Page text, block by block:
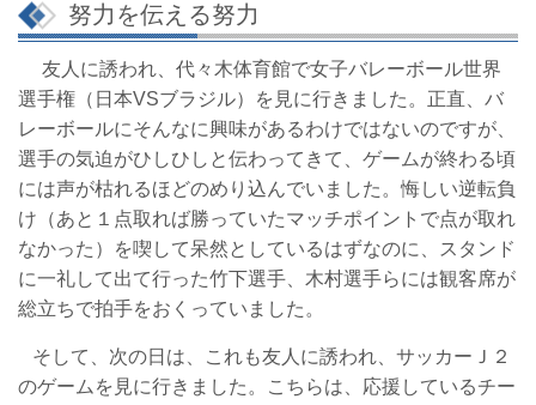
努力を伝える努力
友人に誘われ、代々木体育館で女子バレーボール世界
選手権（日本VSブラジル）を見に行きました。正直、バ
レーボールにそんなに興味があるわけではないのですが、
選手の気迫がひしひしと伝わってきて、ゲームが終わる頃
には声が枯れるほどのめり込んでいました。悔しい逆転負
け（あと１点取れば勝っていたマッチポイントで点が取れ
なかった）を喫して呆然としているはずなのに、スタンド
に一礼して出て行った竹下選手、木村選手らには観客席が
総立ちで拍手をおくっていました。
そして、次の日は、これも友人に誘われ、サッカーＪ２
のゲームを見に行きました。こちらは、応援しているチー